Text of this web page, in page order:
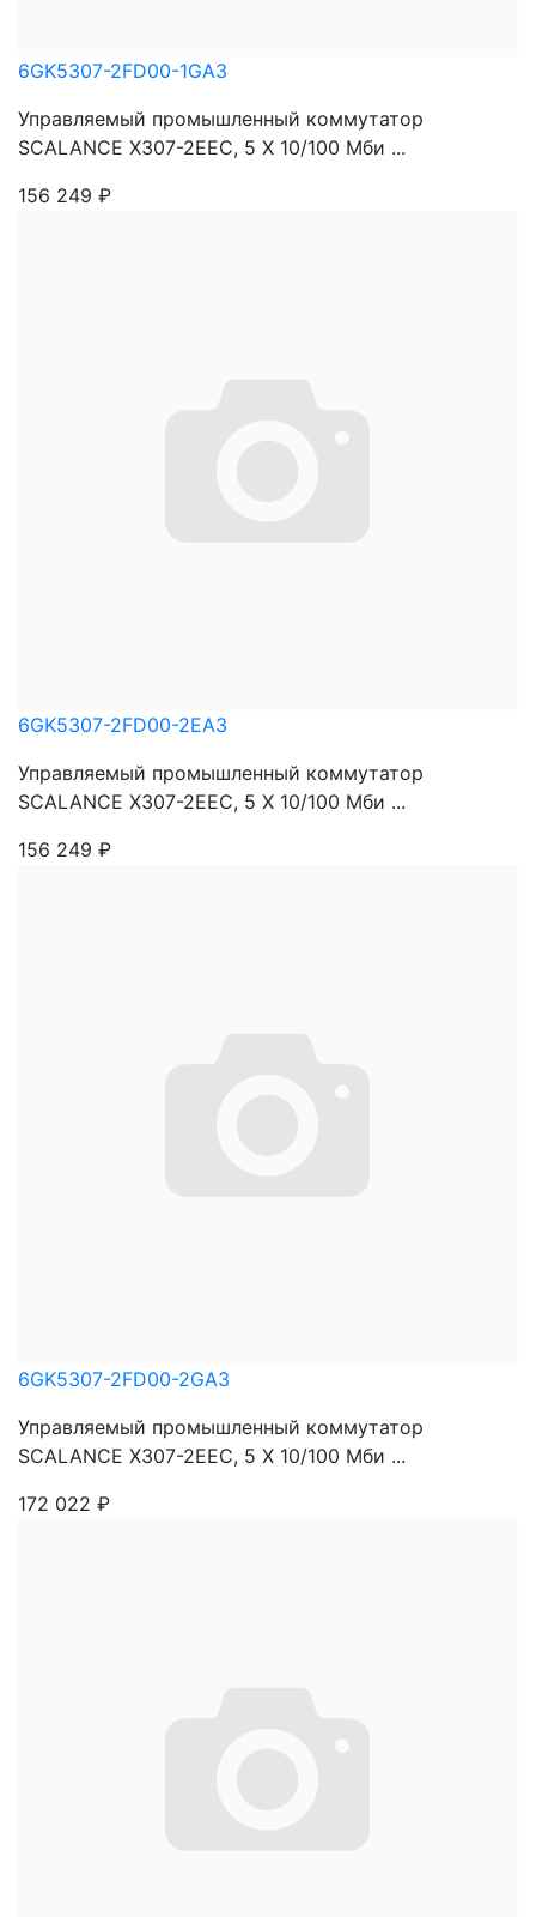
6GK5307-2FD00-1GA3
Управляемый промышленный коммутатор
SCALANCE X307-2EEC, 5 X 10/100 Mби ...
156 249 ₽
6GK5307-2FD00-2EA3
Управляемый промышленный коммутатор
SCALANCE X307-2EEC, 5 X 10/100 Mби ...
156 249 ₽
6GK5307-2FD00-2GA3
Управляемый промышленный коммутатор
SCALANCE X307-2EEC, 5 X 10/100 Mби ...
172 022 ₽